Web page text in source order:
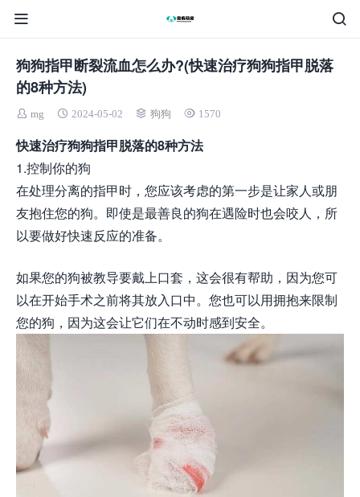
狗狗指甲断裂流血怎么办?(快速治疗狗狗指甲脱落
的8种方法)
mg 2024-05-02 狗狗 1570
快速治疗狗狗指甲脱落的8种方法
1.控制你的狗
在处理分离的指甲时，您应该考虑的第一步是让家人或朋
友抱住您的狗。即使是最善良的狗在遇险时也会咬人，所
以要做好快速反应的准备。
如果您的狗被教导要戴上口套，这会很有帮助，因为您可
以在开始手术之前将其放入口中。您也可以用拥抱来限制
您的狗，因为这会让它们在不动时感到安全。